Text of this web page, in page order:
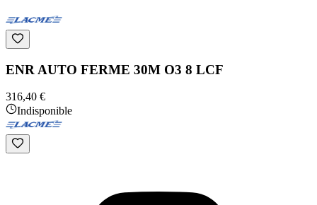
ENR AUTO FERME 30M O3 8 LCF
316,40 €
Indisponible